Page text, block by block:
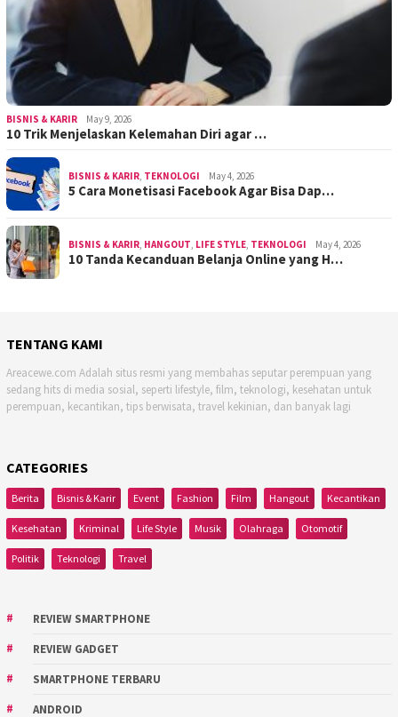
BISNIS & KARIR May 9, 2026
10 Trik Menjelaskan Kelemahan Diri agar …
BISNIS & KARIR TEKNOLOGI May 4, 2026
5 Cara Monetisasi Facebook Agar Bisa Dap…
BISNIS & KARIR HANGOUT LIFE STYLE TEKNOLOGI May 4, 2026
10 Tanda Kecanduan Belanja Online yang H…
TENTANG KAMI
Areacewe.com Adalah situs resmi yang membahas seputar perempuan yang
sedang hits di media sosial, seperti lifestyle, film, teknologi, kesehatan untuk
perempuan, kecantikan, tips berwisata, travel kekinian, dan banyak lagi
CATEGORIES
Berita Bisnis & Karir Event Fashion Film Hangout Kecantikan
Kesehatan Kriminal Life Style Musik Olahraga Otomotif
Politik Teknologi Travel
REVIEW SMARTPHONE
REVIEW GADGET
SMARTPHONE TERBARU
ANDROID